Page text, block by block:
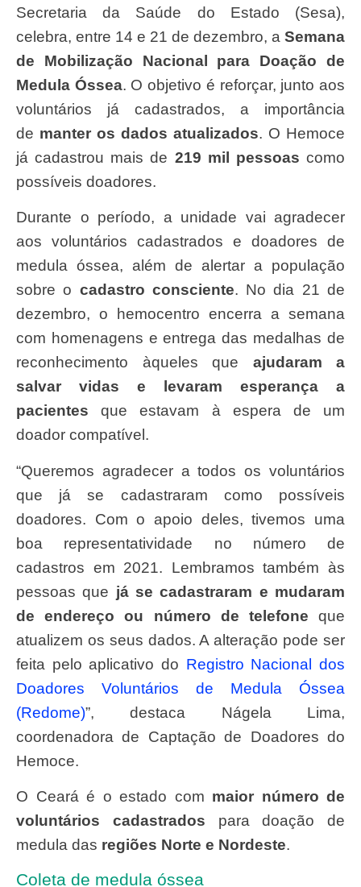
Secretaria da Saúde do Estado (Sesa),
celebra, entre 14 e 21 de dezembro, a Semana
de Mobilização Nacional para Doação de
Medula Óssea. O objetivo é reforçar, junto aos
voluntários já cadastrados, a importância
de manter os dados atualizados. O Hemoce
já cadastrou mais de 219 mil pessoas como
possíveis doadores.
Durante o período, a unidade vai agradecer
aos voluntários cadastrados e doadores de
medula óssea, além de alertar a população
sobre o cadastro consciente. No dia 21 de
dezembro, o hemocentro encerra a semana
com homenagens e entrega das medalhas de
reconhecimento àqueles que ajudaram a
salvar vidas e levaram esperança a
pacientes que estavam à espera de um
doador compatível.
“Queremos agradecer a todos os voluntários
que já se cadastraram como possíveis
doadores. Com o apoio deles, tivemos uma
boa representatividade no número de
cadastros em 2021. Lembramos também às
pessoas que já se cadastraram e mudaram
de endereço ou número de telefone que
atualizem os seus dados. A alteração pode ser
feita pelo aplicativo do Registro Nacional dos
Doadores Voluntários de Medula Óssea
(Redome)”, destaca Nágela Lima,
coordenadora de Captação de Doadores do
Hemoce.
O Ceará é o estado com maior número de
voluntários cadastrados para doação de
medula das regiões Norte e Nordeste.
Coleta de medula óssea